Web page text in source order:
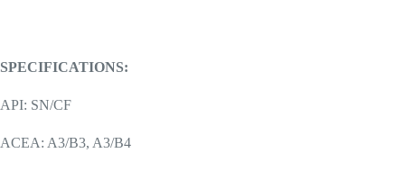
SPECIFICATIONS:
API: SN/CF
ACEA: A3/B3, A3/B4